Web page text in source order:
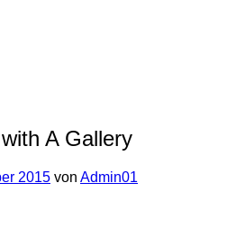
A Gallery
2015 von Admin01